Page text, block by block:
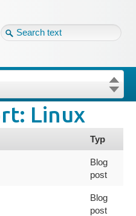
your password?
Linux
Typ
Blog
post
Blog
post